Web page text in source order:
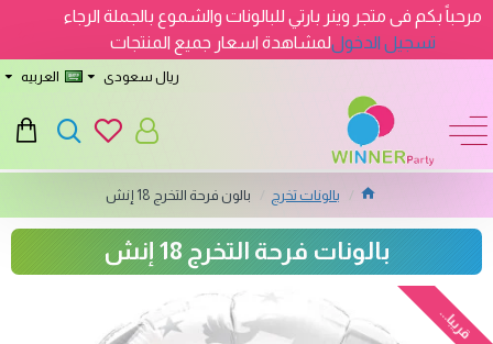
مرحباً بكم فى متجر وينر بارتي للبالونات والشموع بالجملة الرجاء
تسجيل الدخوللمشاهدة اسعار جميع المنتجات
ريال سعودى العربيه
بالونات تخرج بالون فرحة التخرج 18 إنش
بالونات فرحة التخرج 18 إنش
قريبا...